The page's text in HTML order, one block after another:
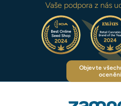
Vaše podpora z nás
Objevte
ocenění